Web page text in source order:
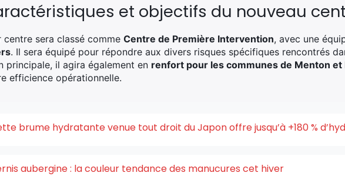
et objectifs du nouveau
centre sera classé comme Centre de Première Intervention, avec une
. Il sera équipé pour répondre aux divers risques spécifiques rencontrés
principale, il agira également en renfort pour les communes de Menton et
efficience opérationnelle.
brume hydratante venue tout droit du Japon offre jusqu’à +180 %
aubergine : la couleur tendance des manucures cet hiver